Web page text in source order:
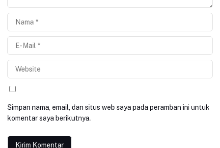
Simpan nama, email, dan situs web saya pada peramban ini untuk
komentar saya berikutnya.